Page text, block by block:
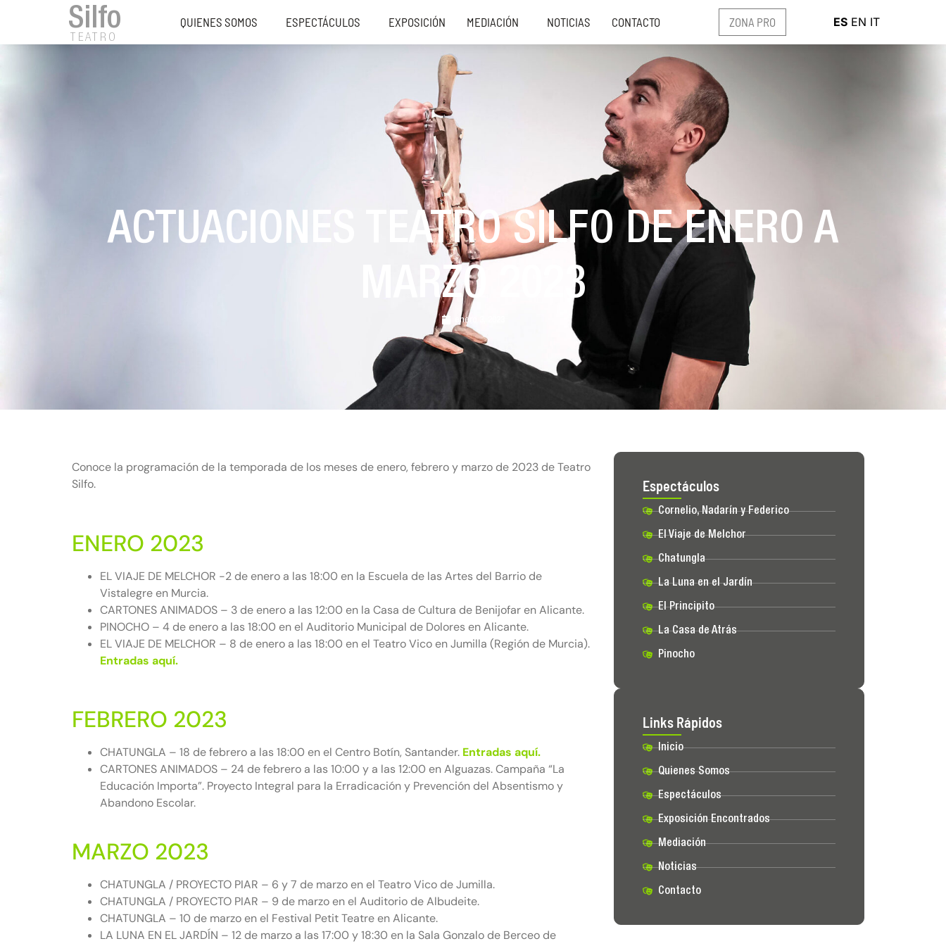
Silfo
TEATRO
QUIENES SOMOS ESPECTÁCULOS EXPOSICIÓN MEDIACIÓN NOTICIAS CONTACTO ZONA PRO ES EN IT
ACTUACIONES TEATRO SILFO DE ENERO A
MARZO 2023
enero 3, 2023
Conoce la programación de la temporada de los meses de enero, febrero y marzo de 2023 de Teatro
Silfo.
ENERO 2023
EL VIAJE DE MELCHOR -2 de enero a las 18:00 en la Escuela de las Artes del Barrio de
Vistalegre en Murcia.
CARTONES ANIMADOS – 3 de enero a las 12:00 en la Casa de Cultura de Benijofar en Alicante.
PINOCHO – 4 de enero a las 18:00 en el Auditorio Municipal de Dolores en Alicante.
EL VIAJE DE MELCHOR – 8 de enero a las 18:00 en el Teatro Vico en Jumilla (Región de Murcia).
Entradas aquí.
FEBRERO 2023
CHATUNGLA – 18 de febrero a las 18:00 en el Centro Botín, Santander. Entradas aquí.
CARTONES ANIMADOS – 24 de febrero a las 10:00 y a las 12:00 en Alguazas. Campaña “La
Educación Importa”. Proyecto Integral para la Erradicación y Prevención del Absentismo y
Abandono Escolar.
MARZO 2023
CHATUNGLA / PROYECTO PIAR – 6 y 7 de marzo en el Teatro Vico de Jumilla.
CHATUNGLA / PROYECTO PIAR – 9 de marzo en el Auditorio de Albudeite.
CHATUNGLA – 10 de marzo en el Festival Petit Teatre en Alicante.
LA LUNA EN EL JARDÍN – 12 de marzo a las 17:00 y 18:30 en la Sala Gonzalo de Berceo de
Espectáculos
Cornelio, Nadarín y Federico
El Viaje de Melchor
Chatungla
La Luna en el Jardín
El Principito
La Casa de Atrás
Pinocho
Links Rápidos
Inicio
Quienes Somos
Espectáculos
Exposición Encontrados
Mediación
Noticias
Contacto